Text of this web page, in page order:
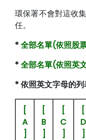
環保署不會對這收
任。
*全部名單(依照股
*全部名單(依照英
* 依照英文字母的列
[
A
]
[
B
]
[
C
]
[
D
]